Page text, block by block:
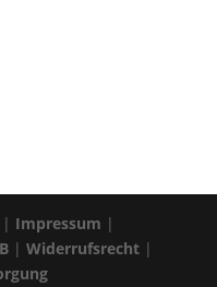
| Impressum |
| Widerrufsrecht|